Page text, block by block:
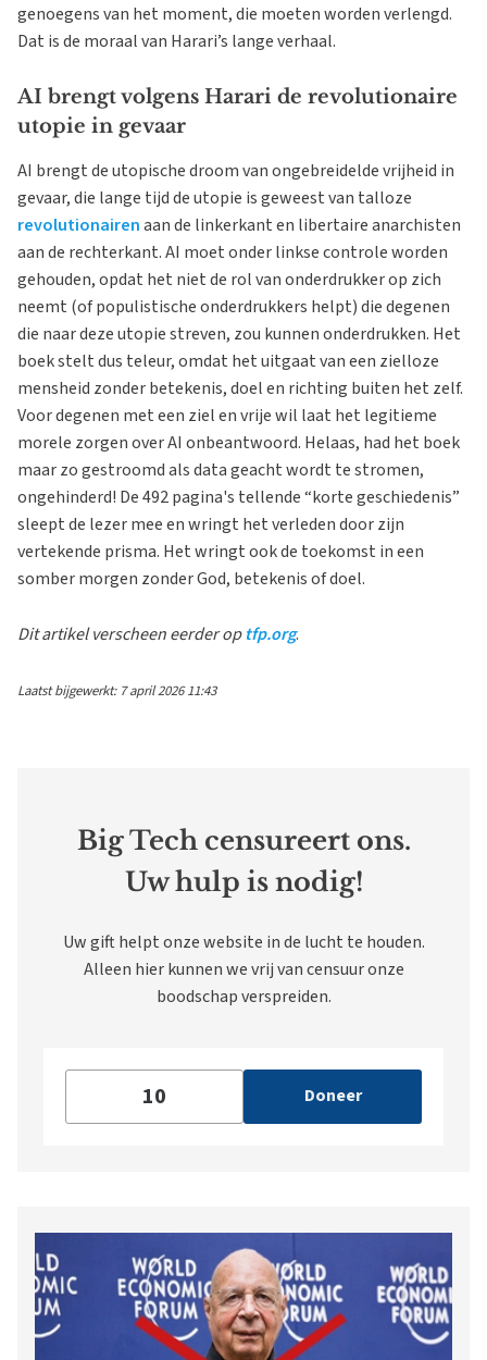
genoegens van het moment, die moeten worden verlengd.
Dat is de moraal van Harari’s lange verhaal.
AI brengt volgens Harari de revolutionaire
utopie in gevaar
AI brengt de utopische droom van ongebreidelde vrijheid in
gevaar, die lange tijd de utopie is geweest van talloze
revolutionairenaan de linkerkant en libertaire anarchisten
aan de rechterkant. AI moet onder linkse controle worden
gehouden, opdat het niet de rol van onderdrukker op zich
neemt (of populistische onderdrukkers helpt) die degenen
die naar deze utopie streven, zou kunnen onderdrukken. Het
boek stelt dus teleur, omdat het uitgaat van een zielloze
mensheid zonder betekenis, doel en richting buiten het zelf.
Voor degenen met een ziel en vrije wil laat het legitieme
morele zorgen over AI onbeantwoord. Helaas, had het boek
maar zo gestroomd als data geacht wordt te stromen,
ongehinderd! De 492 pagina's tellende “korte geschiedenis”
sleept de lezer mee en wringt het verleden door zijn
vertekende prisma. Het wringt ook de toekomst in een
somber morgen zonder God, betekenis of doel.
Dit artikel verscheen eerder optfp.org.
Laatst bijgewerkt: 7 april 2026 11:43
Big Tech censureert ons.
Uw hulp is nodig!
Uw gift helpt onze website in de lucht te houden.
Alleen hier kunnen we vrij van censuur onze
boodschap verspreiden.
Doneer